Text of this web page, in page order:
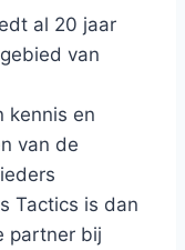
al 20 jaar
van
kennis en
van de
Tactics is dan
partner bij